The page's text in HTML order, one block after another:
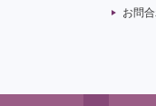
お問